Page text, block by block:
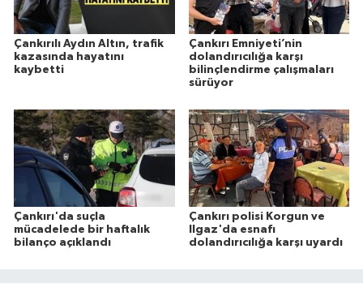
Çankırılı Aydın Altın, trafik
kazasında hayatını
kaybetti
Çankırı Emniyeti’nin
dolandırıcılığa karşı
bilinçlendirme çalışmaları
sürüyor
Çankırı'da suçla
mücadelede bir haftalık
bilanço açıklandı
Çankırı polisi Korgun ve
Ilgaz'da esnafı
dolandırıcılığa karşı uyardı